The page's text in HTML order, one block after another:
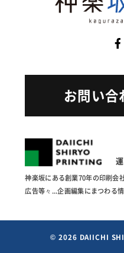
神楽坂にある創業70年の印刷会
広告等々...企画編集にまつわる
お問い合
© 2026 DAIICHI